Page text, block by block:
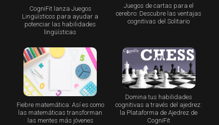
CogniFit lanza Juegos
Lingüísticos para ayudar a
potenciar las habilidades
lingüísticas
Juegos de cartas para el
cerebro: Descubre las ventajas
cognitivas del Solitario
Fiebre matemática: Así es como
las matemáticas transforman
las mentes más jóvenes
Domina tus habilidades
cognitivas a través del ajedrez:
la Plataforma de Ajedrez de
CogniFit